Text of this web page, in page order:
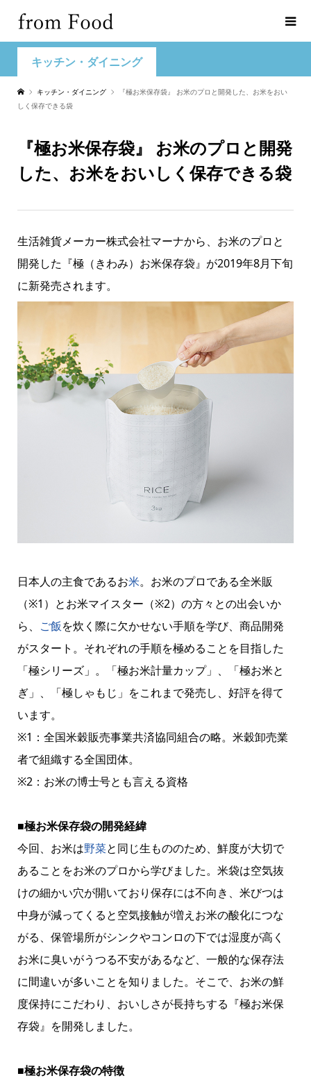
キッチン・ダイニング
キッチン・ダイニング
『極お米保存袋』 お米のプロと開発した、お米をおい
しく保存できる袋
『極お米保存袋』 お米のプロと開発
した、お米をおいしく保存できる袋
生活雑貨メーカー株式会社マーナから、お米のプロと
開発した『極（きわみ）お米保存袋』が2019年8月下旬
に新発売されます。
日本人の主食であるお米。お米のプロである全米販
（※1）とお米マイスター（※2）の方々との出会いか
ら、 ご飯を炊く際に欠かせない手順を学び、商品開発
がスタート。それぞれの手順を極めることを目指した
「極シリーズ」。「極お米計量カップ」、「極お米と
ぎ」、「極しゃもじ」をこれまで発売し、好評を得て
います。
※1：全国米穀販売事業共済協同組合の略。米穀卸売業
者で組織する全国団体。
※2：お米の博士号とも言える資格
■極お米保存袋の開発経緯
今回、お米は野菜と同じ生もののため、鮮度が大切で
あることをお米のプロから学びました。米袋は空気抜
けの細かい穴が開いており保存には不向き、米びつは
中身が減ってくると空気接触が増えお米の酸化につな
がる、保管場所がシンクやコンロの下では湿度が高く
お米に臭いがうつる不安があるなど、一般的な保存法
に間違いが多いことを知りました。そこで、お米の鮮
度保持にこだわり、おいしさが長持ちする『極お米保
存袋』を開発しました。
■極お米保存袋の特徴